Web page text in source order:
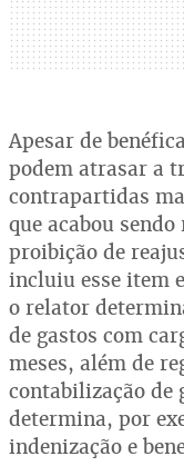
Apesar de
podem atrasar a
contrapartidas
que acabou
proibição de
incluiu esse item
o relator
de gastos com
meses, além de
contabilização de
determina, por
indenização e